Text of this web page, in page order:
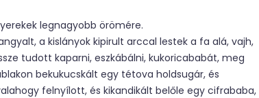
legnagyobb örömére.
a kislányok kipirult arccal lestek a fa alá, vajh,
tudott kaparni, eszkábálni, kukoricababát, meg
bekukucskált egy tétova holdsugár, és
felnyílott, és kikandikált belőle egy cifrababa,